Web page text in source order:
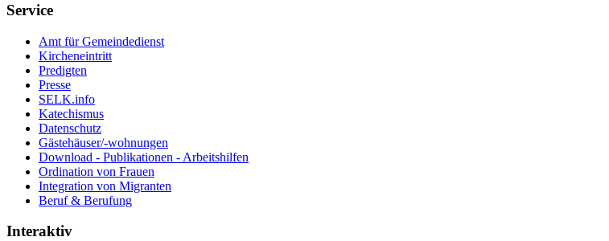
Service
Amt für Gemeindedienst
Kircheneintritt
Predigten
Presse
SELK.info
Katechismus
Datenschutz
Gästehäuser/-wohnungen
Download - Publikationen - Arbeitshilfen
Ordination von Frauen
Integration von Migranten
Beruf & Berufung
Interaktiv